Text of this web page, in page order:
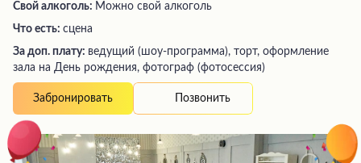
Свой алкоголь: Можно свой алкоголь
Что есть: сцена
За доп. плату: ведущий (шоу-программа), торт, оформление
зала на День рождения, фотограф (фотосессия)
Забронировать Позвонить